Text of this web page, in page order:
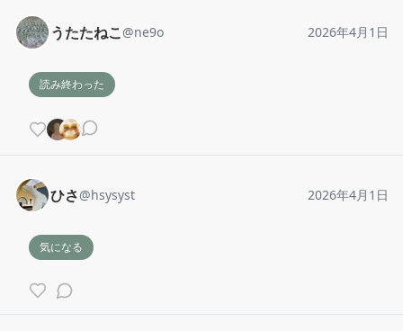
うたたねこ@ne9o 2026年4月1日
読み終わった
ひさ@hsysyst 2026年4月1日
気になる